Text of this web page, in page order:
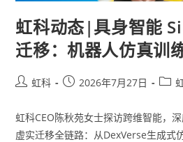
虹科动态|具身智能
迁移：机器人仿真训
虹科 2026年7月27日
虹科CEO陈秋苑女士探访跨维智能，
虚实迁移全链路：从DexVerse生成式